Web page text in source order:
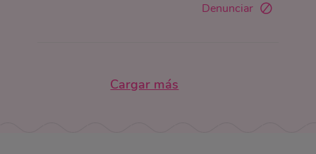
Denunciar
Cargar más